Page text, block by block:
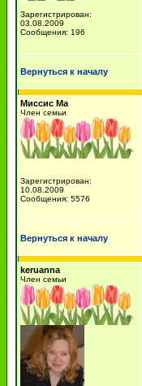
Зарегистрирован:
03.08.2009
Сообщения: 196
Вернуться к началу
Миссис Ма
Член семьи
Зарегистрирован:
10.08.2009
Сообщения: 5576
Вернуться к началу
keruanna
Член семьи